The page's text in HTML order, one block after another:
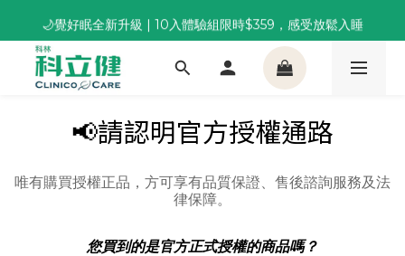
董事長推薦保養組合｜體驗價 $1,800 起，最高享 6 折
🌙覺好眠全新升級 | 10入體驗組限時$359，感受放鬆入睡
董事長推薦保養組合｜體驗價 $1,800 起，最高享 6 折
📢請認明官方授權通路
唯有購買授權正品，方可享有品質保證、售後諮詢服務及法
律保障。
您買到的是官方正式授權的商品嗎？